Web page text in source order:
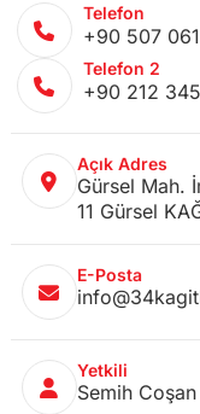
Telefon
+90 507
Telefon 2
+90 212
E-Posta
Yetkili
Semih Coşan
Açık Adres
Gürsel Mah.
11 Gürsel